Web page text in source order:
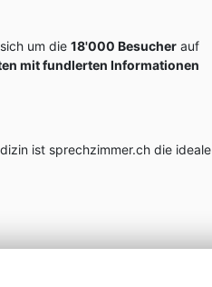
um die 18'000 Besucher auf
mit fundlerten Informationen
ist sprechzimmer.ch die ideale